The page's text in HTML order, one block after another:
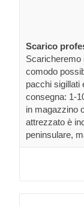
Scarico
Scaricheremo
comodo
pacchi sigillati
consegna: 1-
in magazzino
attrezzato è
peninsulare,